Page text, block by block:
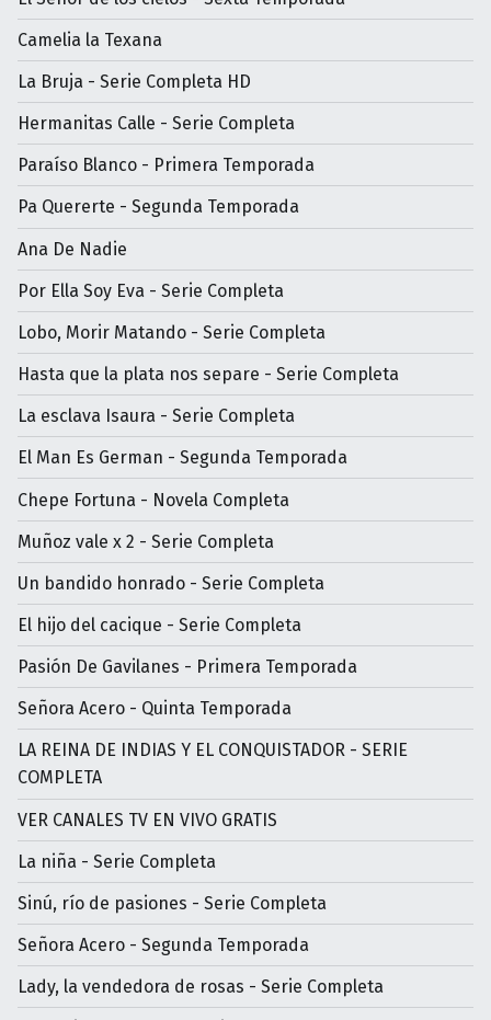
Camelia la Texana
La Bruja - Serie Completa HD
Hermanitas Calle - Serie Completa
Paraíso Blanco - Primera Temporada
Pa Quererte - Segunda Temporada
Ana De Nadie
Por Ella Soy Eva - Serie Completa
Lobo, Morir Matando - Serie Completa
Hasta que la plata nos separe - Serie Completa
La esclava Isaura - Serie Completa
El Man Es German - Segunda Temporada
Chepe Fortuna - Novela Completa
Muñoz vale x 2 - Serie Completa
Un bandido honrado - Serie Completa
El hijo del cacique - Serie Completa
Pasión De Gavilanes - Primera Temporada
Señora Acero - Quinta Temporada
LA REINA DE INDIAS Y EL CONQUISTADOR - SERIE
COMPLETA
VER CANALES TV EN VIVO GRATIS
La niña - Serie Completa
Sinú, río de pasiones - Serie Completa
Señora Acero - Segunda Temporada
Lady, la vendedora de rosas - Serie Completa